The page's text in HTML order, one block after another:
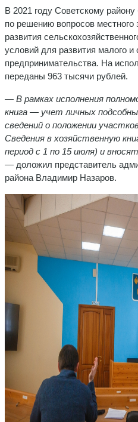
В 2021 году Советскому
по решению вопросов местного
развития
условий для развития малого и
предпринимательства. На
переданы 963 тысячи рублей.
— В рамках исполнения
книга — учет личных
сведений о положении
Сведения в хозяйственную
период с 1 по 15 июля) и
— доложил представитель
района Владимир Назаров.